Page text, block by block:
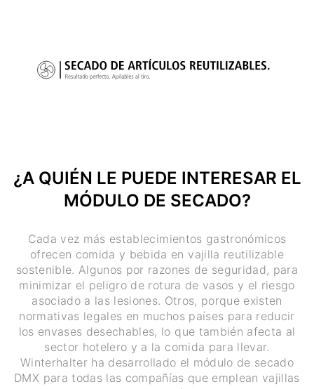
¿A QUIÉN LE PUEDE INTERESAR EL
MÓDULO DE SECADO?
Cada vez más establecimientos gastronómicos
ofrecen comida y bebida en vajilla reutilizable
sostenible. Algunos por razones de seguridad, para
minimizar el peligro de rotura de vasos y el riesgo
asociado a las lesiones. Otros, porque existen
normativas legales en muchos países para reducir
los envases desechables, lo que también afecta al
sector hotelero y a la comida para llevar.
Winterhalter ha desarrollado el módulo de secado
DMX para todas las compañías que emplean vajillas